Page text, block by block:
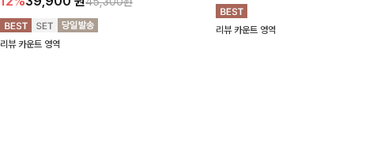
리뷰 카운트 영역
리뷰 카운트 영역